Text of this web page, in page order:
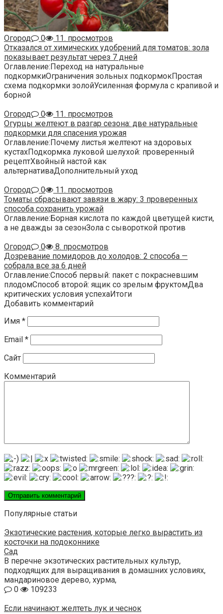
Огород 0
11. просмотров
Отказался от химических удобрений для томатов: зола
показывает результат через 7 дней
Оглавление:Переход на натуральные
подкормкиОграничения зольных подкормокПростая
схема подкормки золойУсиленная формула с крапивой и
борной
Огород
0
11. просмотров
Огурцы желтеют в разгар сезона: две натуральные
подкормки для спасения урожая
Оглавление:Почему листья желтеют на здоровых
кустахПодкормка луковой шелухой: проверенный
рецептХвойный настой как
альтернативаДополнительный уход
Огород
0
11. просмотров
Томаты сбрасывают завязи в жару: 3 проверенных
способа сохранить урожай
Оглавление:Борная кислота по каждой цветущей кисти,
а не дважды за сезонЗола с сывороткой против
Огород
0
8. просмотров
Дозревание помидоров до холодов: 2 способа —
собрала все за 6 дней
Оглавление:Способ первый: пакет с покрасневшим
плодомСпособ второй: ящик со зрелым фруктомДва
критических условия успехаИтоги
Добавить комментарий
Имя *
Email *
Сайт
Комментарий
Популярные статьи
Экзотические растения, которые легко вырастить из
косточки на подоконнике
Сад
В перечне экзотических растительных культур,
подходящих для выращивания в домашних условиях,
мандариновое дерево, хурма,
0
109233
Если начинают желтеть лук и чеснок